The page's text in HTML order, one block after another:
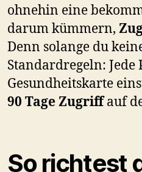
ohnehin eine
darum kümmern,
Denn solange du
Standardregeln:
Gesundheitskarte
90 Tage Zugriffauf
So richtest